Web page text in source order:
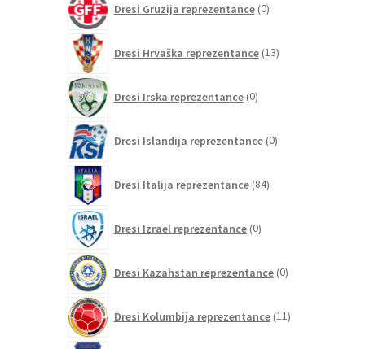
Dresi Gruzija reprezentance 0izdelkov
Dresi Hrvaška reprezentance 13izdelkov
Dresi Irska reprezentance 0izdelkov
Dresi Islandija reprezentance 0izdelkov
Dresi Italija reprezentance 84izdelkov
Dresi Izrael reprezentance 0izdelkov
Dresi Kazahstan reprezentance 0izdelkov
Dresi Kolumbija reprezentance 11izdelkov